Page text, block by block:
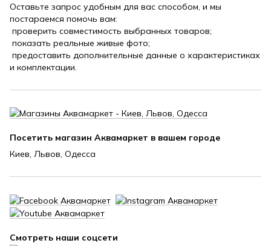
Оставьте запрос удобным для вас способом, и мы
постараемся помочь вам:
проверить совместимость выбранных товаров;
показать реальные живые фото;
предоставить дополнительные данные о характеристиках
и комплектации.
Посетить магазин Аквамаркет в вашем городе
Киев, Львов, Одесса
Смотреть наши соцсети